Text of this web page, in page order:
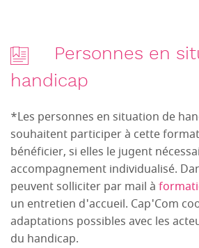
Personnes en
handicap
*Les personnes en situation de
souhaitent participer à cette
bénéficier, si elles le jugent
accompagnement individualisé.
peuvent solliciter par mail à
un entretien d'accueil. Cap'Com
adaptations possibles avec les
du handicap.